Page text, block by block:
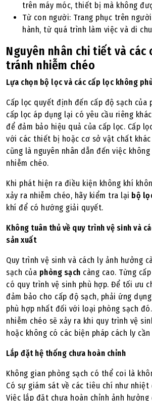
trên máy móc, thiết bị mà không
Từ con người: Trang phục trên
hành, từ quá trình làm việc và di
Nguyên nhân chi tiết và các
tránh nhiễm chéo
Lựa chọn bộ lọc và các cấp lọc không
Cấp lọc quyết định đến cấp độ sạch của
cấp lọc áp dụng lại có yêu cầu riêng
để đảm bảo hiệu quả của cấp lọc. Cấp
với các thiết bị hoặc cơ sở vật chất
cũng là nguyên nhân dẫn đến việc
nhiễm chéo.
Khi phát hiện ra điều kiện không khí
xảy ra nhiễm chéo, hãy kiểm tra lại bộ
khí để có hướng giải quyết.
Không tuân thủ về quy trình vệ sinh và
sản xuất
Quy trình vệ sinh và cách ly ảnh hưởng
sạch của phòng sạch càng cao. Từng
có quy trình vệ sinh phù hợp. Để tối ưu
đảm bảo cho cấp độ sạch, phải ứng
phù hợp nhất đối với loại phòng sạch
nhiễm chéo sẽ xảy ra khi quy trình vệ
hoặc không có các biện pháp cách ly
Lắp đặt hệ thống chưa hoàn chỉnh
Không gian phòng sạch có thể coi là
Có sự giám sát về các tiêu chí như nhiệt
Việc lắp đặt chưa hoàn chỉnh ảnh hưởng